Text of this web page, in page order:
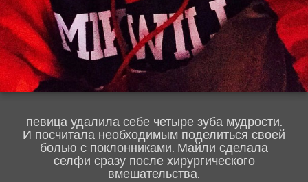
певица удалила себе четыре зуба мудрости.
И посчитала необходимым поделиться своей
болью с поклонниками. Майли сделала
селфи сразу после хирургического
вмешательства.